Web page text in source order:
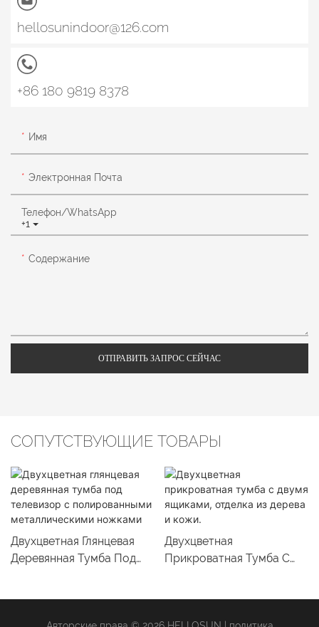
hellosunindoor@126.com
+86 180 9819 8378
Имя
Электронная Почта
+1
Телефон/WhatsApp
Содержание
ОТПРАВИТЬ ЗАПРОС СЕЙЧАС
СОПУТСТВУЮЩИЕ ТОВАРЫ
Двухцветная Глянцевая
Деревянная Тумба Под
Двухцветная
Прикроватная Тумба С